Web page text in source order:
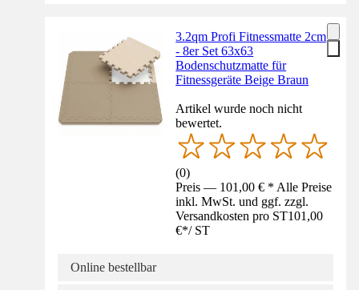
3.2qm Profi Fitnessmatte 2cm
- 8er Set 63x63
Bodenschutzmatte für
Fitnessgeräte Beige Braun
Artikel wurde noch nicht
bewertet.
(0)
Preis — 101,00 € * Alle Preise
inkl. MwSt. und ggf. zzgl.
Versandkosten pro ST101,00
€*/ ST
Online bestellbar